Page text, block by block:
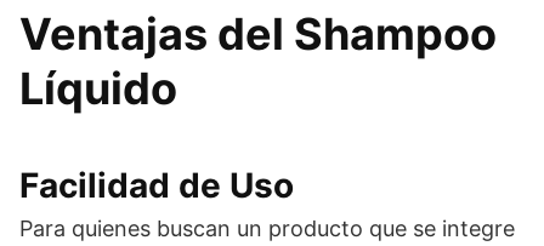
Ventajas del Shampoo
Líquido
Facilidad de Uso
Para quienes buscan un producto que se integre